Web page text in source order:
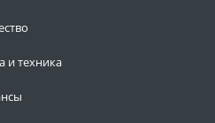
и техника